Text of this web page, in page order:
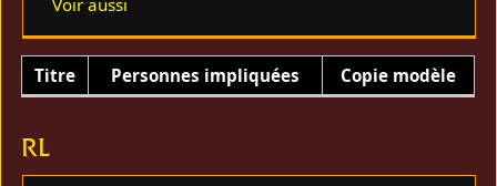
Voir aussi
Titre Personnes impliquées Copie modèle
RL